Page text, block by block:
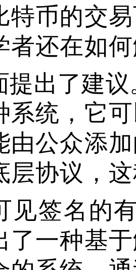
特币的交
者还在如
提出了建
系统，它
由公众添
层协议，
见签名的
了一种基